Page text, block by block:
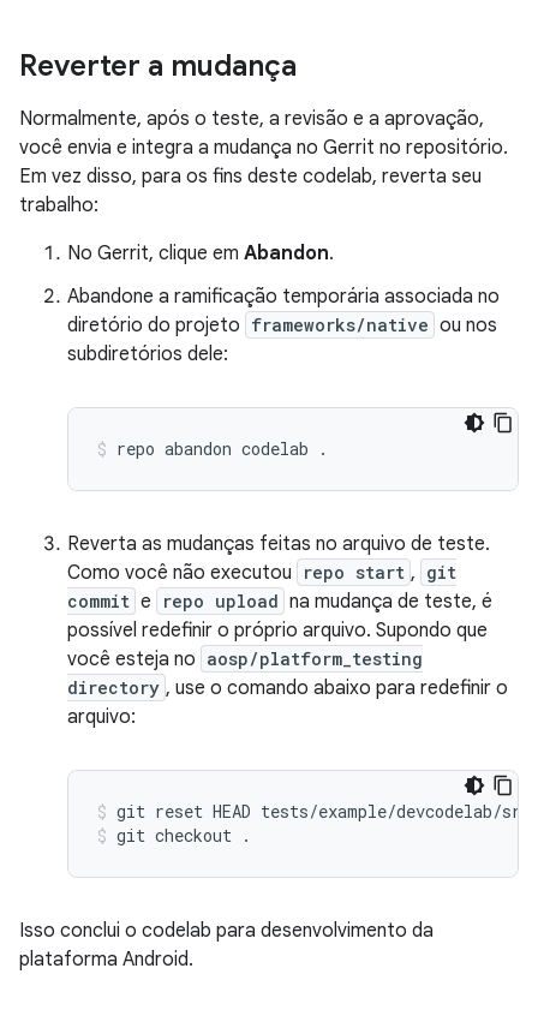
Reverter a mudança
Normalmente, após o teste, a revisão e a aprovação,
você envia e integra a mudança no Gerrit no repositório.
Em vez disso, para os fins deste codelab, reverta seu
trabalho:
No Gerrit, clique em Abandon.
Abandone a ramificação temporária associada no
diretório do projeto frameworks/native ou nos
subdiretórios dele:
repo abandon codelab .
Reverta as mudanças feitas no arquivo de teste.
Como você não executou
repo start , git
commit e repo upload na mudança de teste, é
possível redefinir o próprio arquivo. Supondo que
você esteja no aosp/platform_testing
directory , use o comando abaixo para redefinir o
arquivo:
git reset HEAD tests/example/devcodelab/
git checkout .
Isso conclui o codelab para desenvolvimento da
plataforma Android.